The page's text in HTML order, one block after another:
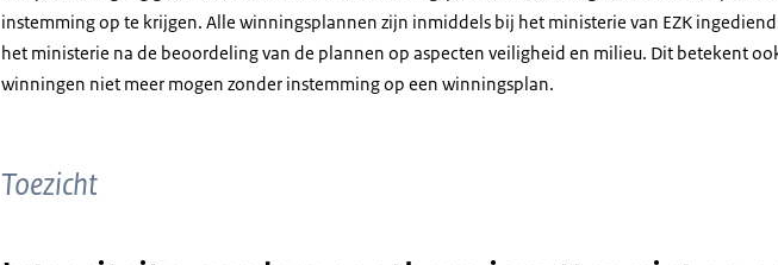
instemming op te krijgen. Alle winningsplannen zijn inmiddels bij het ministerie van EZK
het ministerie na de beoordeling van de plannen op aspecten veiligheid en milieu. Dit betekent
winningen niet meer mogen zonder instemming op een winningsplan.
Toezicht